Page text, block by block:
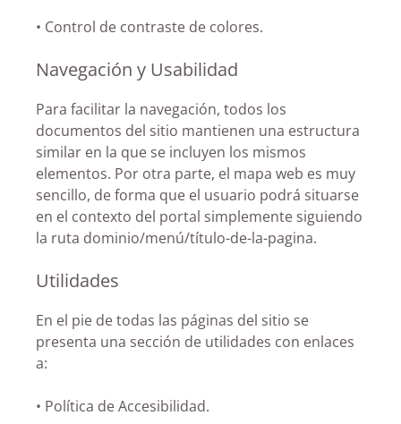
• Control de contraste de colores.
Navegación y Usabilidad
Para facilitar la navegación, todos los
documentos del sitio mantienen una estructura
similar en la que se incluyen los mismos
elementos. Por otra parte, el mapa web es muy
sencillo, de forma que el usuario podrá situarse
en el contexto del portal simplemente siguiendo
la ruta dominio/menú/título-de-la-pagina.
Utilidades
En el pie de todas las páginas del sitio se
presenta una sección de utilidades con enlaces
a:
• Política de Accesibilidad.